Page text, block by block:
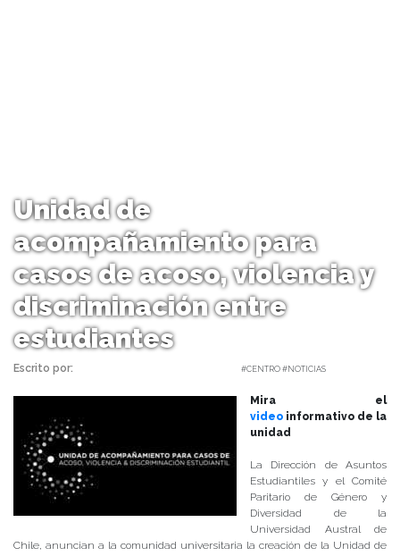
Unidad de
acompañamiento para
casos de acoso, violencia y
discriminación entre
estudiantes
Escrito por: #CENTRO #NOTICIAS
Mira el
video informativo de la
unidad
La Dirección de Asuntos
Estudiantiles y el Comité
Paritario de Género y
Diversidad de la
Universidad Austral de
Chile, anuncian a la comunidad universitaria la creación de la Unidad de